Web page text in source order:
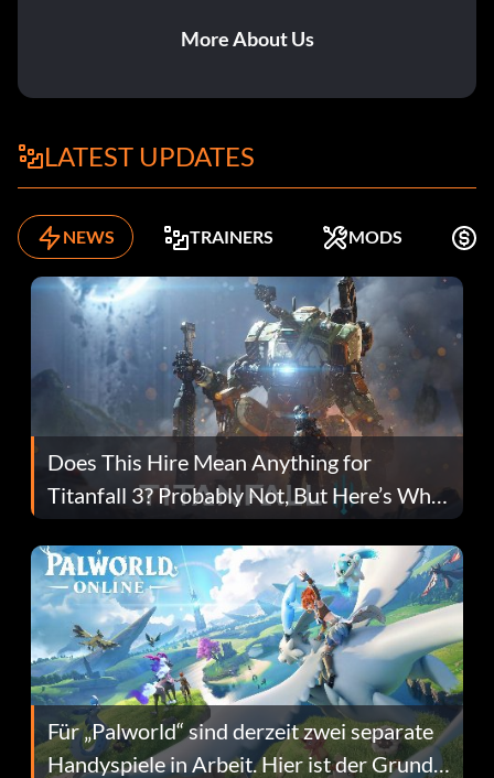
More About Us
LATEST UPDATES
NEWS TRAINERS MODS
Does This Hire Mean Anything for
Titanfall 3? Probably Not, But Here’s Why
Fans Are Hopeful
Für „Palworld“ sind derzeit zwei separate
Handyspiele in Arbeit. Hier ist der Grund